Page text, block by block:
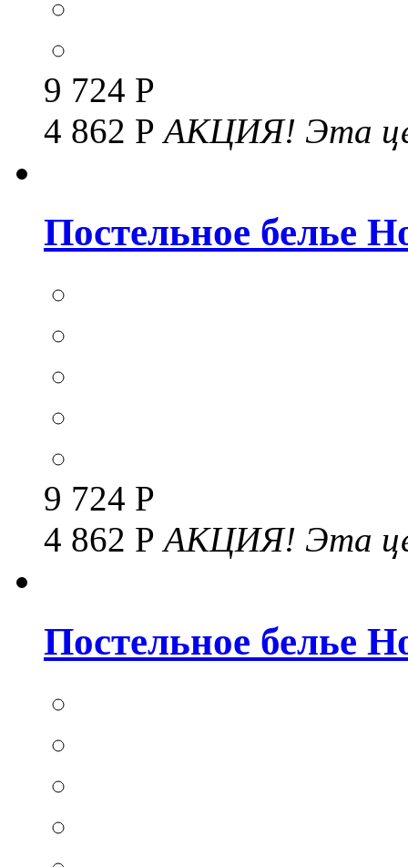
9 724 Р
4 862 Р АКЦИЯ! Эта
Постельное белье
9 724 Р
4 862 РАКЦИЯ! Эта
Постельное белье